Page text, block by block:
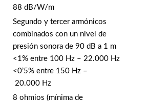
88 dB/W/m
Segundo y tercer armónicos
combinados con un nivel de
presión sonora de 90 dB a 1 m
<1% entre 100 Hz – 22.000 Hz
<0’5% entre 150 Hz –
20.000 Hz
8 ohmios (mínima de